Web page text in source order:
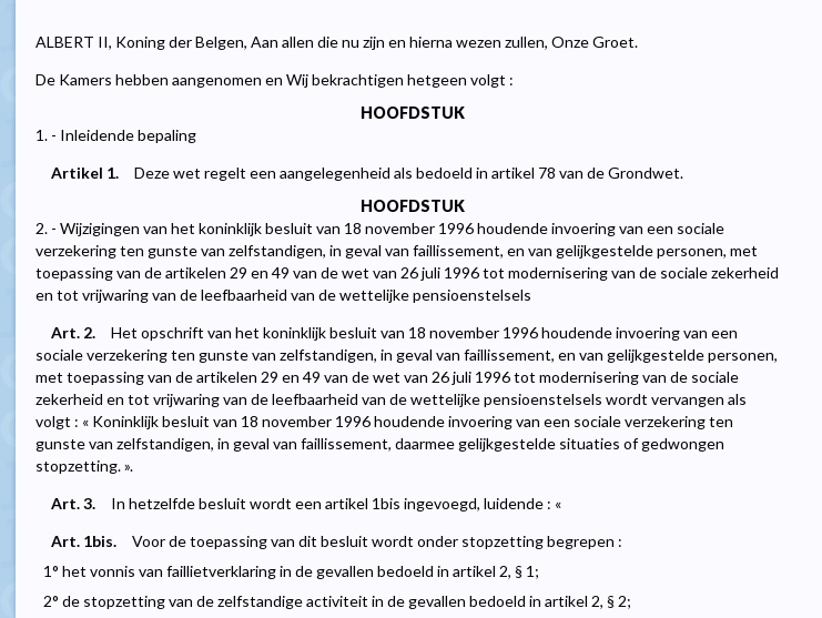
ALBERT II, Koning der Belgen, Aan allen die nu zijn en hierna wezen zullen, Onze Groet.
De Kamers hebben aangenomen en Wij bekrachtigen hetgeen volgt :
HOOFDSTUK
1. - Inleidende bepaling
Artikel 1.
Deze wet regelt een aangelegenheid als bedoeld in artikel 78 van de Grondwet.
HOOFDSTUK
2. - Wijzigingen van het koninklijk besluit van 18 november 1996 houdende invoering van een sociale
verzekering ten gunste van zelfstandigen, in geval van faillissement, en van gelijkgestelde personen, met
toepassing van de artikelen 29 en 49 van de wet van 26 juli 1996 tot modernisering van de sociale zekerheid
en tot vrijwaring van de leefbaarheid van de wettelijke pensioenstelsels
Art. 2.
Het opschrift van het koninklijk besluit van 18 november 1996 houdende invoering van een
sociale verzekering ten gunste van zelfstandigen, in geval van faillissement, en van gelijkgestelde personen,
met toepassing van de artikelen 29 en 49 van de wet van 26 juli 1996 tot modernisering van de sociale
zekerheid en tot vrijwaring van de leefbaarheid van de wettelijke pensioenstelsels wordt vervangen als
volgt : « Koninklijk besluit van 18 november 1996 houdende invoering van een sociale verzekering ten
gunste van zelfstandigen, in geval van faillissement, daarmee gelijkgestelde situaties of gedwongen
stopzetting. ».
Art. 3.
In hetzelfde besluit wordt een artikel 1bis ingevoegd, luidende : «
Art. 1bis.
Voor de toepassing van dit besluit wordt onder stopzetting begrepen :
1° het vonnis van faillietverklaring in de gevallen bedoeld in artikel 2, § 1;
2° de stopzetting van de zelfstandige activiteit in de gevallen bedoeld in artikel 2, § 2;